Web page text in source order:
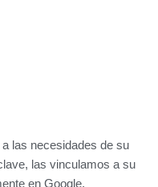
las necesidades de su
las vinculamos a su
en Google.